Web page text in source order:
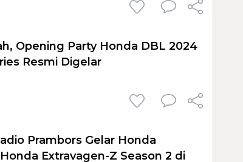
Opening Party Honda DBL 2024
Resmi Digelar
Prambors Gelar Honda
Extravagen-Z Season 2 di